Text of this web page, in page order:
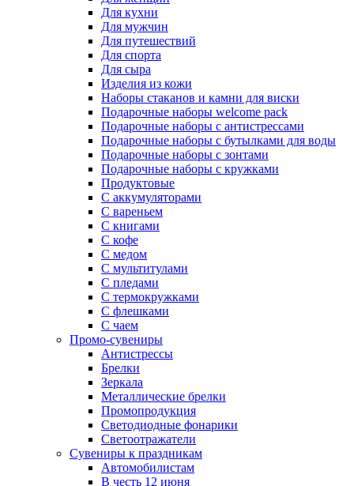
Для кухни
Для мужчин
Для путешествий
Для спорта
Для сыра
Изделия из кожи
Наборы стаканов и камни для виски
Подарочные наборы welcome pack
Подарочные наборы с антистрессами
Подарочные наборы с бутылками для воды
Подарочные наборы с зонтами
Подарочные наборы с кружками
Продуктовые
С аккумуляторами
С вареньем
С книгами
С кофе
С медом
С мультитулами
С пледами
С термокружками
С флешками
С чаем
Промо-сувениры
Антистрессы
Брелки
Зеркала
Металлические брелки
Промопродукция
Светодиодные фонарики
Светоотражатели
Сувениры к праздникам
Автомобилистам
В честь 12 июня